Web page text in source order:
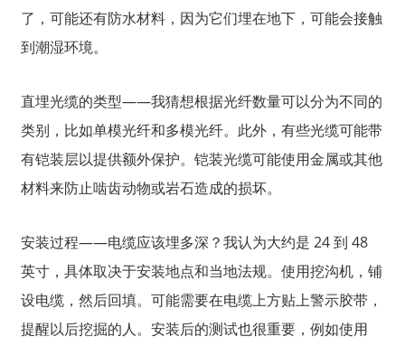
了，可能还有防水材料，因为它们埋在地下，可能会接触
到潮湿环境。
直埋光缆的类型——我猜想根据光纤数量可以分为不同的
类别，比如单模光纤和多模光纤。此外，有些光缆可能带
有铠装层以提供额外保护。铠装光缆可能使用金属或其他
材料来防止啮齿动物或岩石造成的损坏。
安装过程——电缆应该埋多深？我认为大约是 24 到 48
英寸，具体取决于安装地点和当地法规。使用挖沟机，铺
设电缆，然后回填。可能需要在电缆上方贴上警示胶带，
提醒以后挖掘的人。安装后的测试也很重要，例如使用